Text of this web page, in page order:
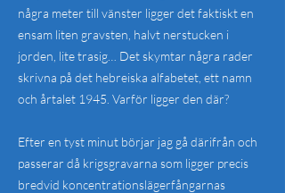
några meter till vänster ligger det faktiskt en
ensam liten gravsten, halvt nerstucken i
jorden, lite trasig… Det skymtar några rader
skrivna på det hebreiska alfabetet, ett namn
och årtalet 1945. Varför ligger den där?
Efter en tyst minut börjar jag gå därifrån och
passerar då krigsgravarna som ligger precis
bredvid koncentrationslägerfångarnas